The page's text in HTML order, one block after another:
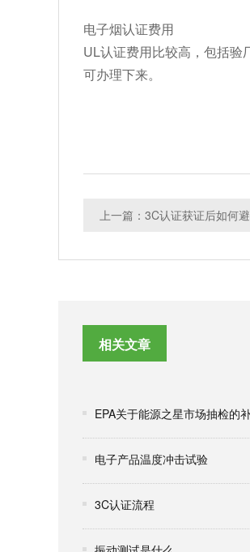
电子烟认证费用
UL认证费用比较高，包括验
可办理下来。
上一篇：3C认证获证后如何
相关文章
EPA关于能源之星市场抽检的
电子产品温度冲击试验
3C认证流程